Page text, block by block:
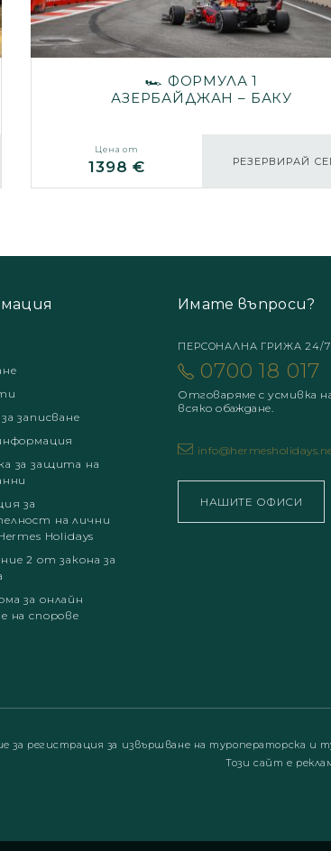
🏎️ ФОРМУЛА 1
АЗЕРБАЙДЖАН – БАКУ
Цена от
1398 € РЕЗЕРВИРАЙ
записване
за защита на
за
на лични
Holidays
2 от закона за
за онлайн
на спорове
Имате въпроси?
ПЕРСОНАЛНА ГРИЖА 24/7
0700 18 017
Отговаряме с усмивка
всяко обаждане.
НАШИТЕ ОФИСИ
за регистрация за извършване на туроператорска и
Този сайт е